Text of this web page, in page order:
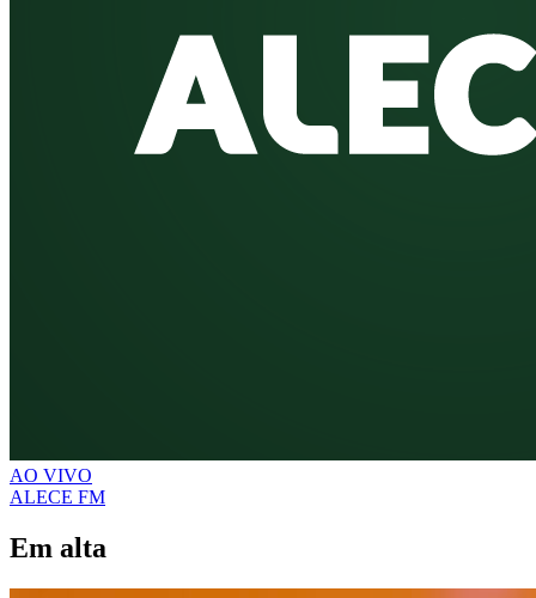
AO VIVO
ALECE FM
Em alta